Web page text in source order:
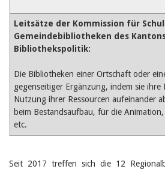
Leitsätze der Kommission für
Gemeindebibliotheken des
Bibliothekspolitik:
Die Bibliotheken einer Ortschaft oder
gegenseitiger Ergänzung, indem sie
Nutzung ihrer Ressourcen aufeinander
beim Bestandsaufbau, für die
etc.
Seit 2017 treffen sich die 12